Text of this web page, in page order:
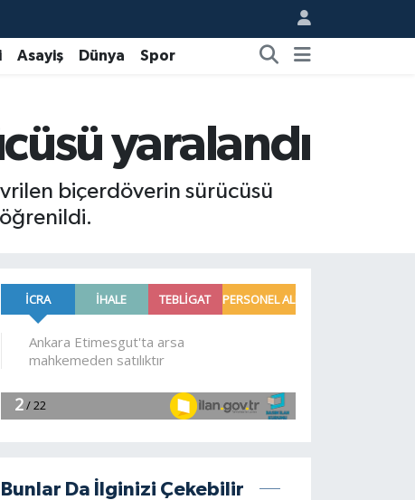
Asayiş Dünya Spor
yaralandı
biçerdöverin sürücüsü
Bunlar Da İlginizi Çekebilir